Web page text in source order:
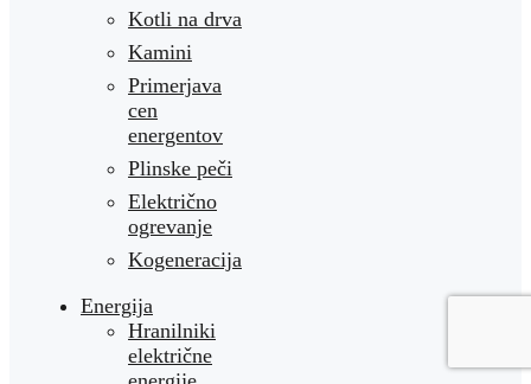
Kotli na drva
Kamini
Primerjava
cen
energentov
Plinske peči
Električno
ogrevanje
Kogeneracija
Energija
Hranilniki
električne